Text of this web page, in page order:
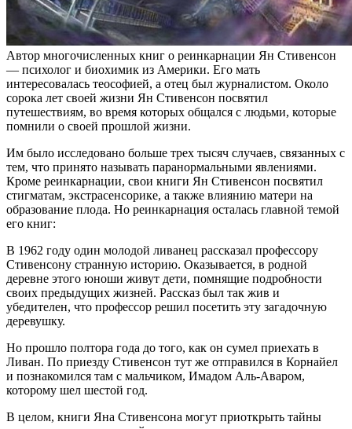
Автор многочисленных книг о реинкарнации Ян Стивенсон
— психолог и биохимик из Америки. Его мать
интересовалась теософией, а отец был журналистом. Около
сорока лет своей жизни Ян Стивенсон посвятил
путешествиям, во время которых общался с людьми, которые
помнили о своей прошлой жизни.
Им было исследовано больше трех тысяч случаев, связанных с
тем, что принято называть паранормальными явлениями.
Кроме реинкарнации, свои книги Ян Стивенсон посвятил
стигматам, экстрасенсорике, а также влиянию матери на
образование плода. Но реинкарнация осталась главной темой
его книг:
В 1962 году один молодой ливанец рассказал профессору
Стивенсону странную историю. Оказывается, в родной
деревне этого юноши живут дети, помнящие подробности
своих предыдущих жизней. Рассказ был так жив и
убедителен, что профессор решил посетить эту загадочную
деревушку.
Но прошло полтора года до того, как он сумел приехать в
Ливан. По приезду Стивенсон тут же отправился в Корнайел
и познакомился там с мальчиком, Имадом Аль-Аваром,
которому шел шестой год.
В целом, книги Яна Стивенсона могут приоткрыть тайны